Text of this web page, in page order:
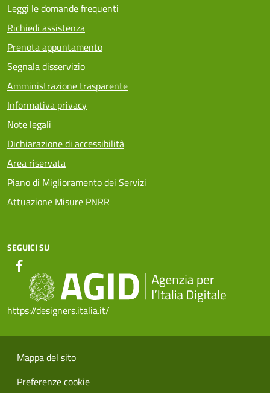
Leggi le domande frequenti
Richiedi assistenza
Prenota appuntamento
Segnala disservizio
Amministrazione trasparente
Informativa privacy
Note legali
Dichiarazione di accessibilità
Area riservata
Piano di Miglioramento dei Servizi
Attuazione Misure PNRR
SEGUICI SU
https://designers.italia.it/
Mappa del sito
Preferenze cookie